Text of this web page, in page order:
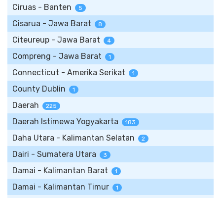
Ciruas - Banten 5
Cisarua - Jawa Barat 8
Citeureup - Jawa Barat 4
Compreng - Jawa Barat 1
Connecticut - Amerika Serikat 1
County Dublin 1
Daerah 225
Daerah Istimewa Yogyakarta 183
Daha Utara - Kalimantan Selatan 2
Dairi - Sumatera Utara 3
Damai - Kalimantan Barat 1
Damai - Kalimantan Timur 1